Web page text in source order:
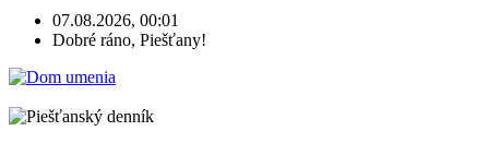
07.08.2026, 00:01
Dobré ráno, Piešťany!